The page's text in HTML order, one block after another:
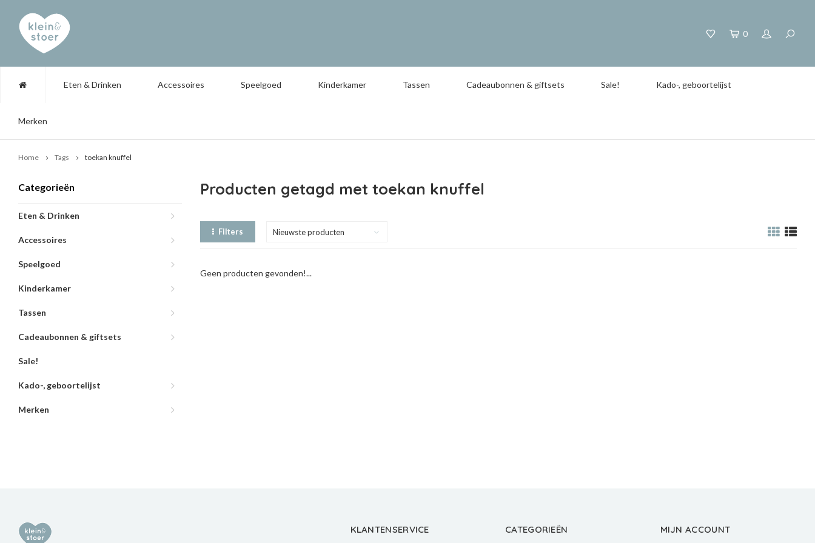
0
Eten & Drinken Accessoires Speelgoed Kinderkamer Tassen Cadeaubonnen & giftsets Sale! Kado-, geboortelijst
Merken
Home Tags toekan knuffel
Categorieën
Eten & Drinken
Accessoires
Speelgoed
Kinderkamer
Tassen
Cadeaubonnen & giftsets
Sale!
Kado-, geboortelijst
Merken
Producten getagd met toekan knuffel
Filters Nieuwste producten
Geen producten gevonden!...
KLANTENSERVICE CATEGORIEËN MIJN ACCOUNT